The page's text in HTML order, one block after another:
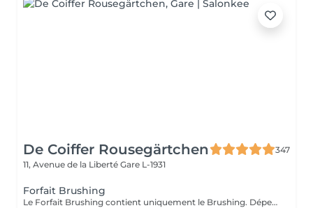
De Coiffer Rousegärtchen
347
11, Avenue de la Liberté Gare L-1931
Forfait Brushing
Le Forfait Brushing contient uniquement le Brushing. Dépendant de la longueur des cheveux, le prix peut varier. En cas de questions veuillez appeler au +352 27 70 21 25.